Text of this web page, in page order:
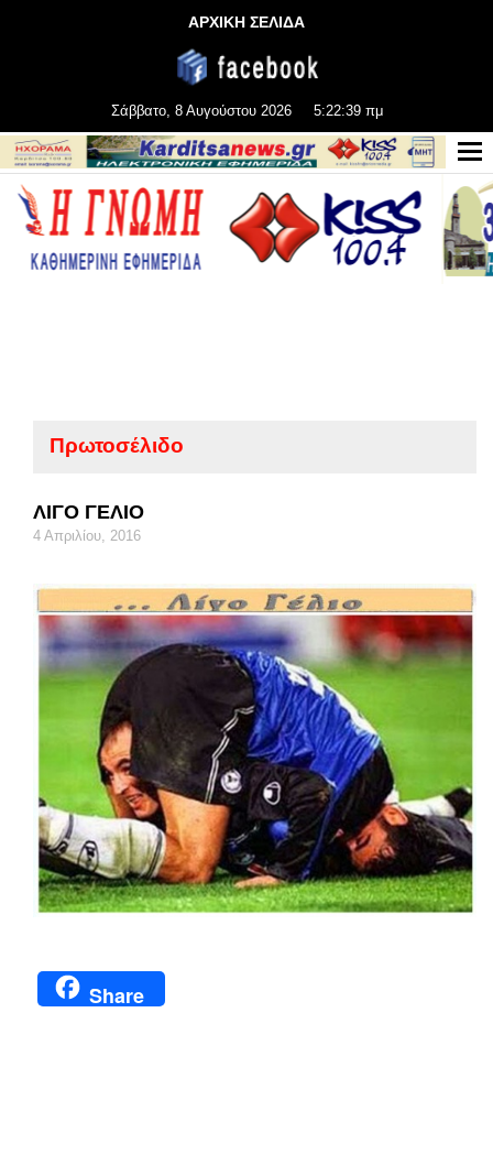
ΑΡΧΙΚΗ ΣΕΛΙΔΑ
Σάββατο, 8 Αυγούστου 2026 5:22:40 πμ
Πρωτοσέλιδο
ΛΙΓΟ ΓΕΛΙΟ
4 Απριλίου, 2016
Share